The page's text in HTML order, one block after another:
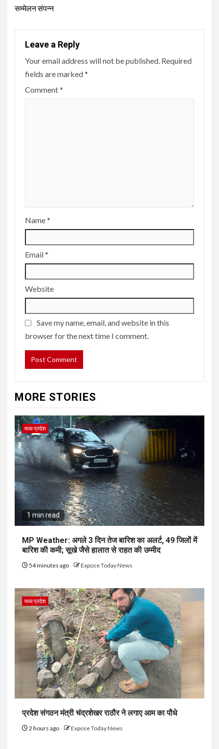
सम्मेलन संपन्न
Leave a Reply
Your email address will not be published. Required
fields are marked*
Comment*
Name*
Email*
Website
Save my name, email, and website in this
browser for the next time I comment.
MORE STORIES
मध्य प्रदेश
1 min read
MP Weather: अगले 3 दिन तेज बारिश का अलर्ट, 49 जिलों में
बारिश की कमी; सूखे जैसे हालात से राहत की उम्मीद
54 minutes ago Expose Today News
मध्य प्रदेश
प्रदेश संगठन मंत्री चंद्रशेखर राठौर ने लगाए आम का पौधे
2 hours ago Expose Today News